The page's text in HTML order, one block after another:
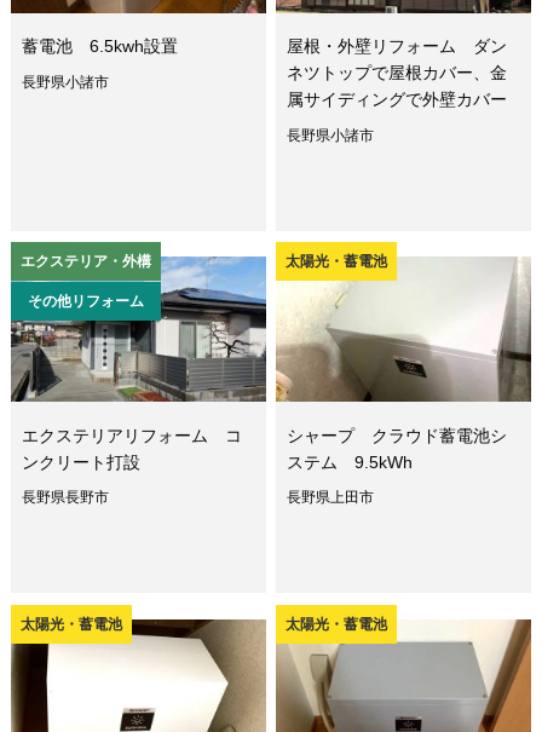
蓄電池 6.5kwh設置
長野県小諸市
屋根・外壁リフォーム ダン
ネツトップで屋根カバー、金
属サイディングで外壁カバー
長野県小諸市
エクステリア・外構
その他リフォーム
エクステリアリフォーム コ
ンクリート打設
長野県長野市
太陽光・蓄電池
シャープ クラウド蓄電池シ
ステム 9.5kWh
長野県上田市
太陽光・蓄電池 太陽光・蓄電池